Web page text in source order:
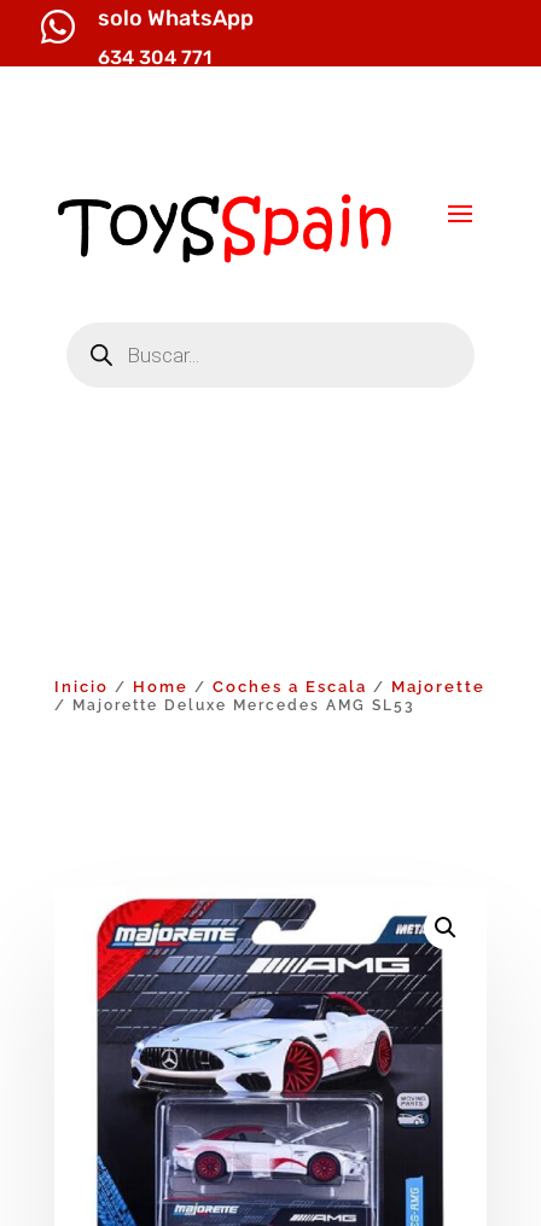
 solo WhatsApp
634 304 771
productos
Inicio / Home / Coches a Escala / Majorette
/ Majorette Deluxe Mercedes AMG SL53